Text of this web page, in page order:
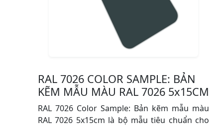
RAL 7026 COLOR SAMPLE: BẢN
KẼM MẪU MÀU RAL 7026 5x15CM
RAL 7026 Color Sample: Bản kẽm mẫu màu
RAL 7026 5x15cm là bộ mẫu tiêu chuẩn cho